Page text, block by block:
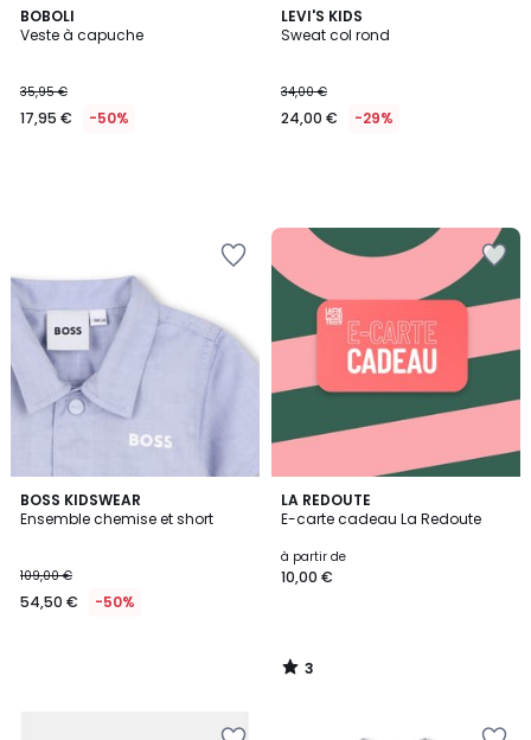
BOBOLI
Veste à capuche
35,95 €
17,95 € -50%
LEVI'S KIDS
Sweat col rond
34,00 €
24,00 € -29%
BOSS KIDSWEAR
Ensemble chemise et short
109,00 €
54,50 € -50%
LA REDOUTE
E-carte cadeau La Redoute
à partir de
10,00 €
3
/
3
/